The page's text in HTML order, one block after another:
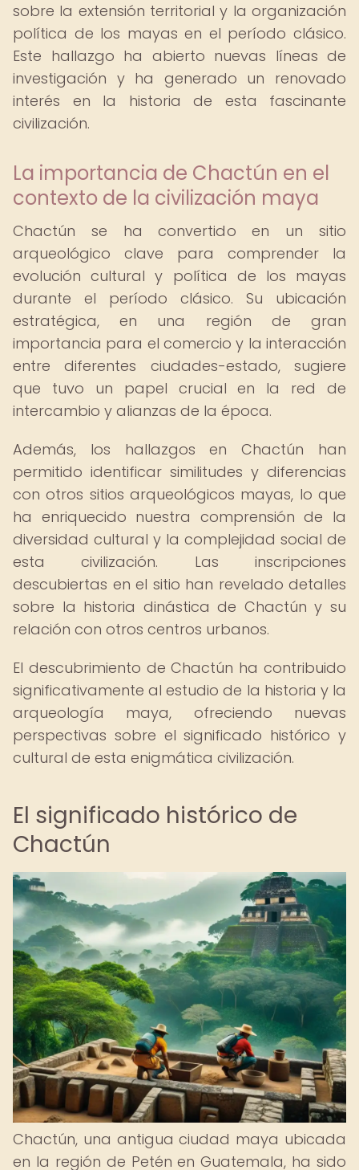
sobre la extensión territorial y la organización
política de los mayas en el período clásico.
Este hallazgo ha abierto nuevas líneas de
investigación y ha generado un renovado
interés en la historia de esta fascinante
civilización.
La importancia de Chactún en el
contexto de la civilización maya
Chactún se ha convertido en un sitio
arqueológico clave para comprender la
evolución cultural y política de los mayas
durante el período clásico. Su ubicación
estratégica, en una región de gran
importancia para el comercio y la interacción
entre diferentes ciudades-estado, sugiere
que tuvo un papel crucial en la red de
intercambio y alianzas de la época.
Además, los hallazgos en Chactún han
permitido identificar similitudes y diferencias
con otros sitios arqueológicos mayas, lo que
ha enriquecido nuestra comprensión de la
diversidad cultural y la complejidad social de
esta civilización. Las inscripciones
descubiertas en el sitio han revelado detalles
sobre la historia dinástica de Chactún y su
relación con otros centros urbanos.
El descubrimiento de Chactún ha contribuido
significativamente al estudio de la historia y la
arqueología maya, ofreciendo nuevas
perspectivas sobre el significado histórico y
cultural de esta enigmática civilización.
El significado histórico de
Chactún
Chactún, una antigua ciudad maya ubicada
en la región de Petén en Guatemala, ha sido